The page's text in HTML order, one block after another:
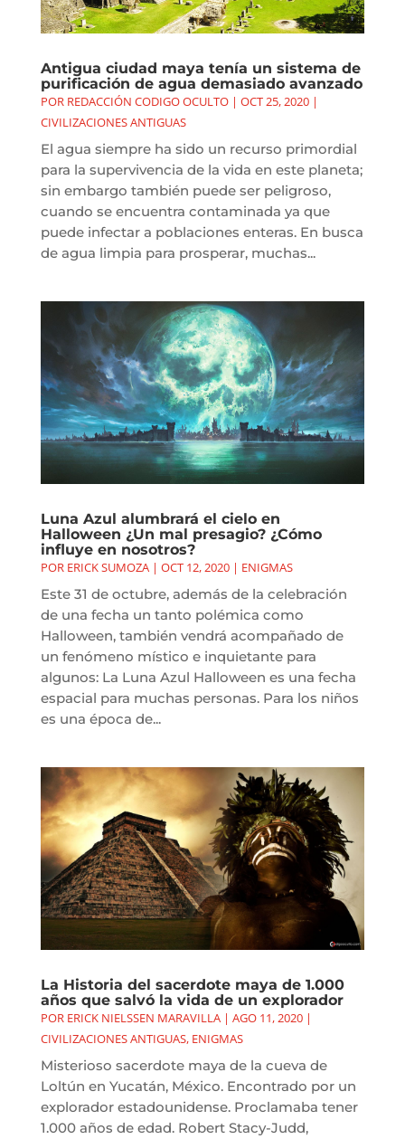
Antigua ciudad maya tenía un sistema de
purificación de agua demasiado avanzado
POR REDACCIÓN CODIGO OCULTO| OCT 25, 2020|
CIVILIZACIONES ANTIGUAS
El agua siempre ha sido un recurso primordial
para la supervivencia de la vida en este planeta;
sin embargo también puede ser peligroso,
cuando se encuentra contaminada ya que
puede infectar a poblaciones enteras. En busca
de agua limpia para prosperar, muchas...
Luna Azul alumbrará el cielo en
Halloween ¿Un mal presagio? ¿Cómo
influye en nosotros?
POR ERICK SUMOZA| OCT 12, 2020| ENIGMAS
Este 31 de octubre, además de la celebración
de una fecha un tanto polémica como
Halloween, también vendrá acompañado de
un fenómeno místico e inquietante para
algunos: La Luna Azul Halloween es una fecha
espacial para muchas personas. Para los niños
es una época de...
La Historia del sacerdote maya de 1.000
años que salvó la vida de un explorador
POR ERICK NIELSSEN MARAVILLA| AGO 11, 2020|
CIVILIZACIONES ANTIGUAS, ENIGMAS
Misterioso sacerdote maya de la cueva de
Loltún en Yucatán, México. Encontrado por un
explorador estadounidense. Proclamaba tener
1.000 años de edad. Robert Stacy-Judd,